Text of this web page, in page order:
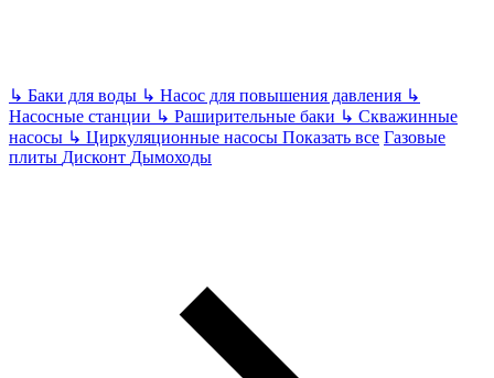
↳ Баки для воды ↳ Насос для повышения давления ↳
Насосные станции ↳ Раширительные баки ↳ Скважинные
насосы ↳ Циркуляционные насосы Показать все Газовые
плиты Дисконт Дымоходы